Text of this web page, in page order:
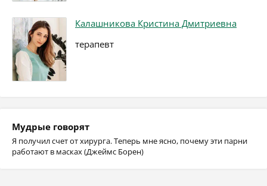
Калашникова Кристина Дмитриевна
терапевт
Мудрые говорят
Я получил счет от хирурга. Теперь мне ясно, почему эти парни
работают в масках (Джеймс Борен)